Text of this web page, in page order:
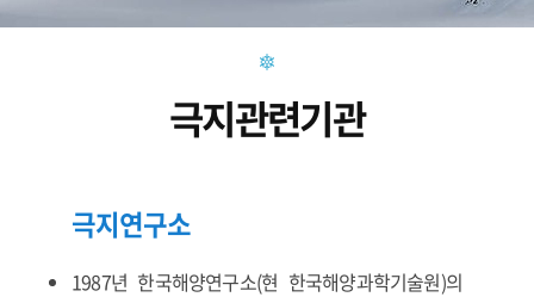
극지관련기관
극지연구소
1987년 한국해양연구소(현 한국해양과학기술원)의